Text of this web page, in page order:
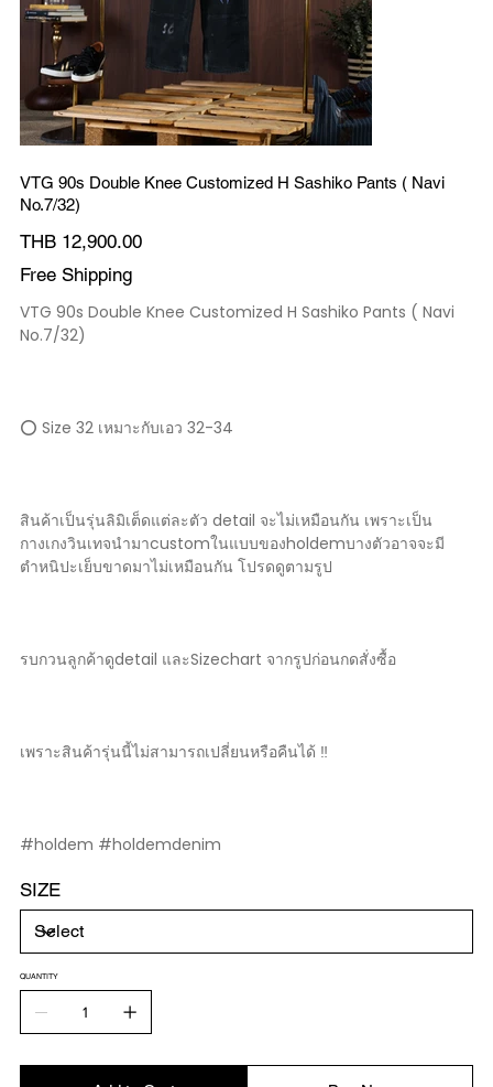
VTG 90s Double Knee Customized H Sashiko Pants ( Navi
No.7/32)
Price
THB 12,900.00
Free Shipping
VTG 90s Double Knee Customized H Sashiko Pants ( Navi
No.7/32)
⭕️ Size 32 เหมาะกับเอว 32-34
สินค้าเป็นรุ่นลิมิเต็ดแต่ละตัว detail จะไม่เหมือนกัน เพราะเป็น
กางเกงวินเทจนำมาcustomในแบบของholdemบางตัวอาจจะมี
ตำหนิปะเย็บขาดมาไม่เหมือนกัน โปรดดูตามรูป
รบกวนลูกค้าดูdetail และSizechart จากรูปก่อนกดสั่งซื้อ
เพราะสินค้ารุ่นนี้ไม่สามารถเปลี่ยนหรือคืนได้ ‼️
#holdem #holdemdenim
SIZE
QUANTITY